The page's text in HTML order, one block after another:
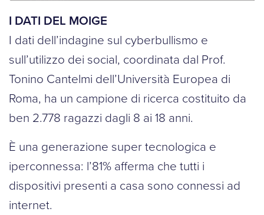
I DATI DEL MOIGE
I dati dell’indagine sul cyberbullismo e
sull’utilizzo dei social, coordinata dal Prof.
Tonino Cantelmi dell’Università Europea di
Roma, ha un campione di ricerca costituito da
ben 2.778 ragazzi dagli 8 ai 18 anni.
È una generazione super tecnologica e
iperconnessa: l’81% afferma che tutti i
dispositivi presenti a casa sono connessi ad
internet.